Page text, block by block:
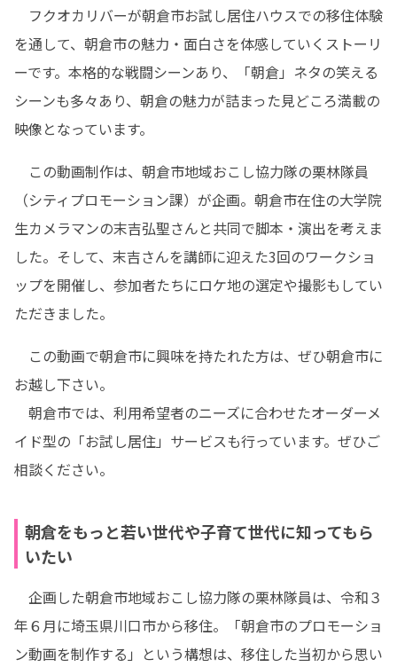
フクオカリバーが朝倉市お試し居住ハウスでの移住体験
を通して、朝倉市の魅力・面白さを体感していくストーリ
ーです。本格的な戦闘シーンあり、「朝倉」ネタの笑える
シーンも多々あり、朝倉の魅力が詰まった見どころ満載の
映像となっています。
この動画制作は、朝倉市地域おこし協力隊の栗林隊員
（シティプロモーション課）が企画。朝倉市在住の大学院
生カメラマンの末吉弘聖さんと共同で脚本・演出を考えま
した。そして、末吉さんを講師に迎えた3回のワークショ
ップを開催し、参加者たちにロケ地の選定や撮影もしてい
ただきました。
この動画で朝倉市に興味を持たれた方は、ぜひ朝倉市に
お越し下さい。
朝倉市では、利用希望者のニーズに合わせたオーダーメ
イド型の「お試し居住」サービスも行っています。ぜひご
相談ください。
朝倉をもっと若い世代や子育て世代に知ってもら
いたい
企画した朝倉市地域おこし協力隊の栗林隊員は、令和３
年６月に埼玉県川口市から移住。「朝倉市のプロモーショ
ン動画を制作する」という構想は、移住した当初から思い